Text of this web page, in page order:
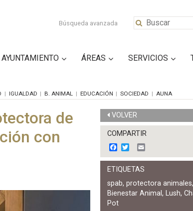
Búsqueda avanzada
AYUNTAMIENTO ÁREAS SERVICIOS
IGUALDAD B. ANIMAL EDUCACIÓN SOCIEDAD AUNA
de
con
VOLVER
COMPARTIR
F
a
c
e
b
o
o
k
w
i
t
e
r
m
a
ETIQUETAS
spab,protectora animales,
Bienestar Animal, Lush,
Pot